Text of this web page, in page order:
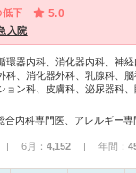
低下 5.0
入院
環器内科、消化器内科、神
科、消化器外科、乳腺科、
ョン科、皮膚科、泌尿器科、
| 6月： 4,152 | 年間：